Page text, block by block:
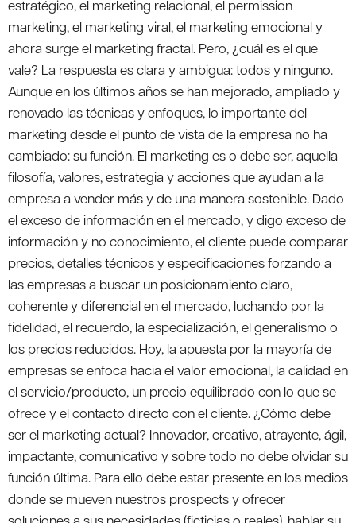
estratégico, el marketing relacional, el permission
marketing, el marketing viral, el marketing emocional y
ahora surge el marketing fractal. Pero, ¿cuál es el que
vale? La respuesta es clara y ambigua: todos y ninguno.
Aunque en los últimos años se han mejorado, ampliado y
renovado las técnicas y enfoques, lo importante del
marketing desde el punto de vista de la empresa no ha
cambiado: su función. El marketing es o debe ser, aquella
filosofía, valores, estrategia y acciones que ayudan a la
empresa a vender más y de una manera sostenible. Dado
el exceso de información en el mercado, y digo exceso de
información y no conocimiento, el cliente puede comparar
precios, detalles técnicos y especificaciones forzando a
las empresas a buscar un posicionamiento claro,
coherente y diferencial en el mercado, luchando por la
fidelidad, el recuerdo, la especialización, el generalismo o
los precios reducidos. Hoy, la apuesta por la mayoría de
empresas se enfoca hacia el valor emocional, la calidad en
el servicio/producto, un precio equilibrado con lo que se
ofrece y el contacto directo con el cliente. ¿Cómo debe
ser el marketing actual? Innovador, creativo, atrayente, ágil,
impactante, comunicativo y sobre todo no debe olvidar su
función última. Para ello debe estar presente en los medios
donde se mueven nuestros prospects y ofrecer